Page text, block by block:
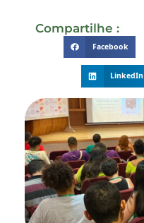
Compartilhe :
Facebook
LinkedIn